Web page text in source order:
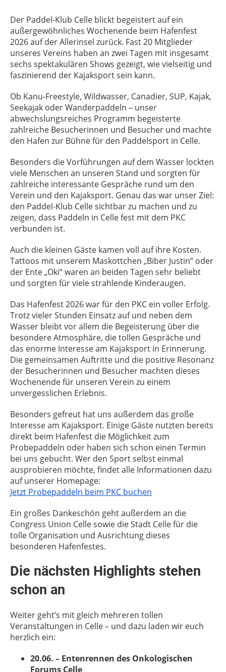
Der Paddel-Klub Celle blickt begeistert auf ein
außergewöhnliches Wochenende beim Hafenfest
2026 auf der Allerinsel zurück. Fast 20 Mitglieder
unseres Vereins haben an zwei Tagen mit insgesamt
sechs spektakulären Shows gezeigt, wie vielseitig und
faszinierend der Kajaksport sein kann.
Ob Kanu-Freestyle, Wildwasser, Canadier, SUP, Kajak,
Seekajak oder Wanderpaddeln – unser
abwechslungsreiches Programm begeisterte
zahlreiche Besucherinnen und Besucher und machte
den Hafen zur Bühne für den Paddelsport in Celle.
Besonders die Vorführungen auf dem Wasser lockten
viele Menschen an unseren Stand und sorgten für
zahlreiche interessante Gespräche rund um den
Verein und den Kajaksport. Genau das war unser Ziel:
den Paddel-Klub Cellesichtbar zu machen und zu
zeigen, dass Paddeln in Celle fest mit dem PKC
verbunden ist.
Auch die kleinen Gäste kamen voll auf ihre Kosten.
Tattoos mit unserem Maskottchen „Biber Justin“ oder
der Ente „Oki“ waren an beiden Tagen sehr beliebt
und sorgten für viele strahlende Kinderaugen.
Das Hafenfest 2026 war für den PKC ein voller Erfolg.
Trotz vieler Stunden Einsatz auf und neben dem
Wasser bleibt vor allem die Begeisterung über die
besondere Atmosphäre, die tollen Gespräche und
das enorme Interesse am Kajaksport in Erinnerung.
Die gemeinsamen Auftritte und die positive Resonanz
der Besucherinnen und Besucher machten dieses
Wochenende für unseren Verein zu einem
unvergesslichen Erlebnis.
Besonders gefreut hat uns außerdem das große
Interesse am Kajaksport. Einige Gäste nutzten bereits
direkt beim Hafenfest die Möglichkeit zum
Probepaddeln oder haben sich schon einen Termin
bei uns gebucht. Wer den Sport selbst einmal
ausprobieren möchte, findet alle Informationen dazu
auf unserer Homepage:
Jetzt Probepaddeln beim PKC buchen
Ein großes Dankeschön geht außerdem an die
Congress Union Cellesowie dieStadt Cellefür die
tolle Organisation und Ausrichtung dieses
besonderen Hafenfestes.
Die nächsten Highlights stehen
schon an
Weiter geht’s mit gleich mehreren tollen
Veranstaltungen in Celle – und dazu laden wir euch
herzlich ein:
20.06. – Entenrennen des Onkologischen
Forums Celle